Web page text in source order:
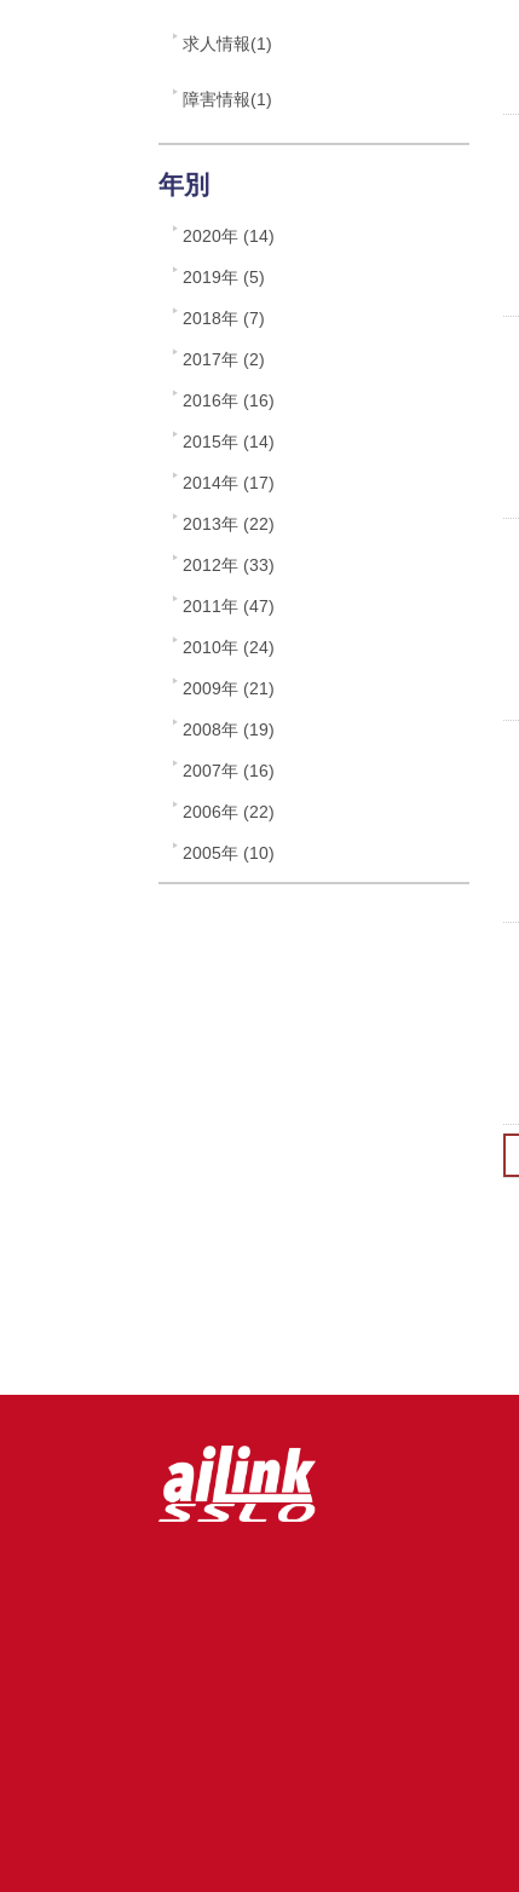
求人情報(1)
障害情報(1)
年別
2020年 (14)
2019年 (5)
2018年 (7)
2017年 (2)
2016年 (16)
2015年 (14)
2014年 (17)
2013年 (22)
2012年 (33)
2011年 (47)
2010年 (24)
2009年 (21)
2008年 (19)
2007年 (16)
2006年 (22)
2005年 (10)